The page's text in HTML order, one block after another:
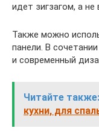
идет зигзагом, а не
Также можно
панели. В
и современный
Читайте также:
кухни, для